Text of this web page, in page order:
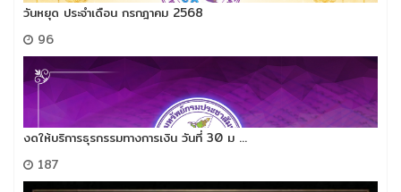
วันหยุด ประจำเดือน กรกฎาคม 2568
96
งดให้บริการธุรกรรมทางการเงิน วันที่ 30 ม ...
187